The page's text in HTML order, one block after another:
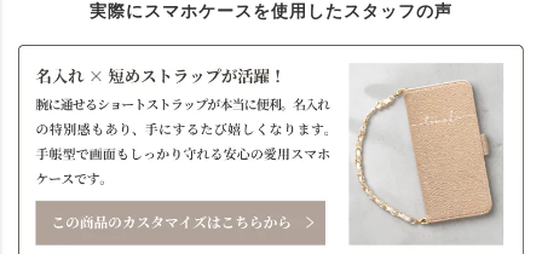
実際にスマホケースを使用したスタッフの声